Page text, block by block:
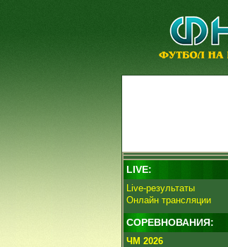
LIVE:
Live-результаты
Онлайн трансляции
СОРЕВНОВАНИЯ:
ЧМ 2026